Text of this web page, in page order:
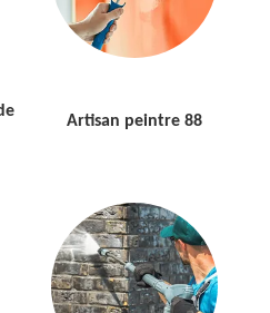
Artisan peintre 88